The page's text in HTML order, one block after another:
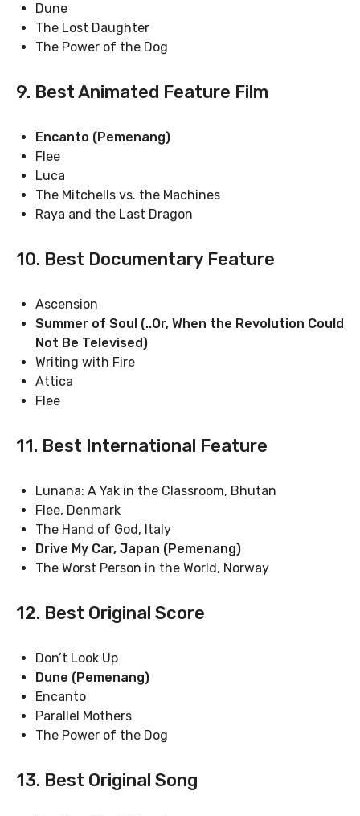
Dune
The Lost Daughter
The Power of the Dog
9. Best Animated Feature Film
Encanto (Pemenang)
Flee
Luca
The Mitchells vs. the Machines
Raya and the Last Dragon
10. Best Documentary Feature
Ascension
Summer of Soul (..Or, When the Revolution Could
Not Be Televised)
Writing with Fire
Attica
Flee
11. Best International Feature
Lunana: A Yak in the Classroom, Bhutan
Flee, Denmark
The Hand of God, Italy
Drive My Car, Japan (Pemenang)
The Worst Person in the World, Norway
12. Best Original Score
Don’t Look Up
Dune (Pemenang)
Encanto
Parallel Mothers
The Power of the Dog
13. Best Original Song